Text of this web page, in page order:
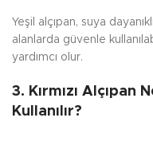
Yeşil alçıpan, suya
alanlarda güvenle
yardımcı olur.
3. Kırmızı Alçıpan
Kullanılır?